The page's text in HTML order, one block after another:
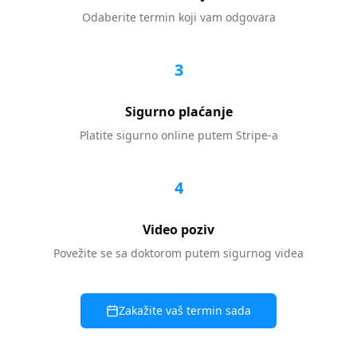
Odaberite termin koji vam odgovara
3
Sigurno plaćanje
Platite sigurno online putem Stripe-a
4
Video poziv
Povežite se sa doktorom putem sigurnog videa
Zakažite vaš termin sada